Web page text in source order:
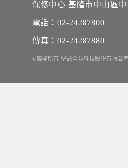
保修中心 基隆市中山區
電話：02-24287800
傳真：02-24287880
©版權所有 聖誠全球科技股份有限公